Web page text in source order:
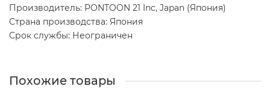
Производитель: PONTOON 21 Inc, Japan (Япония)
Страна производства: Япония
Срок службы: Неограничен
Похожие товары